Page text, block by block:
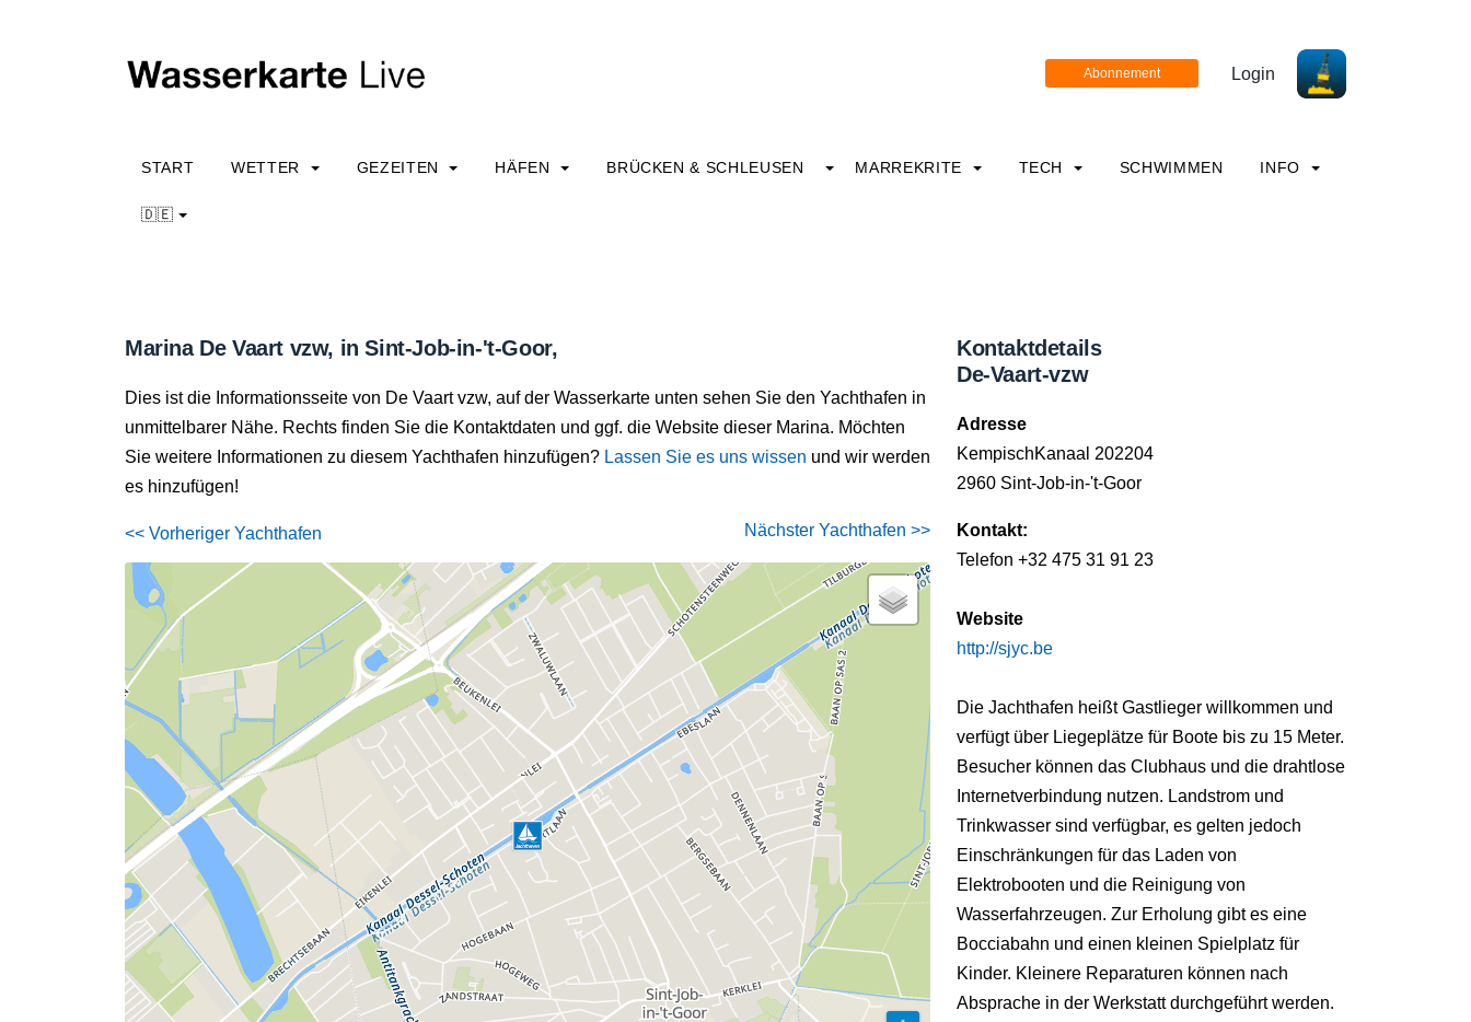
Login
START WETTER GEZEITEN HÄFEN BRÜCKEN & SCHLEUSEN MARREKRITE TECH SCHWIMMEN INFO
🇩🇪
Marina De Vaart vzw, in Sint-Job-in-'t-Goor,
Dies ist die Informationsseite von De Vaart vzw, auf der Wasserkarte unten sehen Sie den Yachthafen in
unmittelbarer Nähe. Rechts finden Sie die Kontaktdaten und ggf. die Website dieser Marina. Möchten
Sie weitere Informationen zu diesem Yachthafen hinzufügen? Lassen Sie es uns wissen und wir werden
es hinzufügen!
<< Vorheriger Yachthafen Nächster Yachthafen >>
Kontaktdetails
De-Vaart-vzw
Adresse
KempischKanaal 202204
2960 Sint-Job-in-'t-Goor
Kontakt:
Telefon +32 475 31 91 23
Website
http://sjyc.be
Die Jachthafen heißt Gastlieger willkommen und
verfügt über Liegeplätze für Boote bis zu 15 Meter.
Besucher können das Clubhaus und die drahtlose
Internetverbindung nutzen. Landstrom und
Trinkwasser sind verfügbar, es gelten jedoch
Einschränkungen für das Laden von
Elektrobooten und die Reinigung von
Wasserfahrzeugen. Zur Erholung gibt es eine
Bocciabahn und einen kleinen Spielplatz für
Kinder. Kleinere Reparaturen können nach
Absprache in der Werkstatt durchgeführt werden.